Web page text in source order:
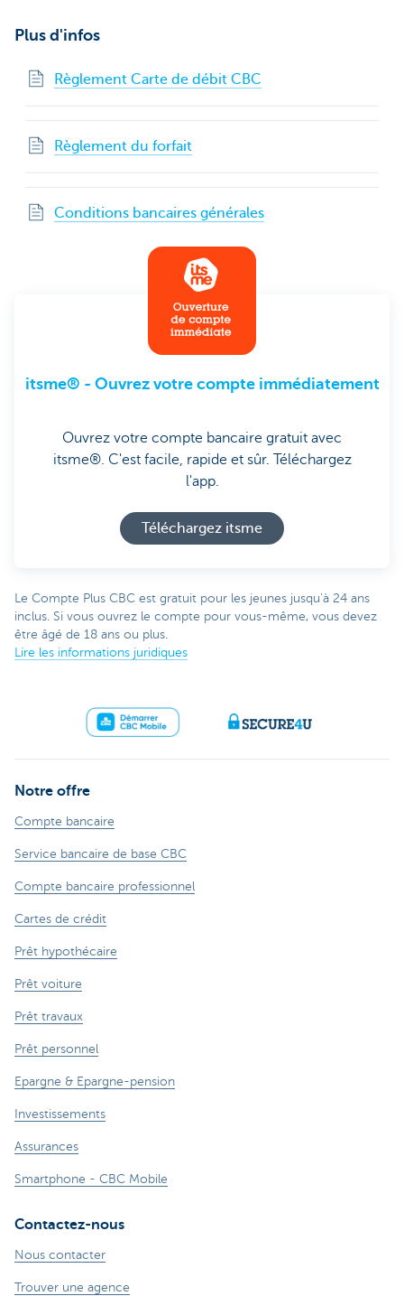
Plus d'infos
Règlement Carte de débit CBC
Règlement du forfait
Conditions bancaires générales
itsme® - Ouvrez votre compte immédiatement
Ouvrez votre compte bancaire gratuit avec
itsme®. C'est facile, rapide et sûr. Téléchargez
l'app.
Téléchargez itsme
Le Compte Plus CBC est gratuit pour les jeunes jusqu'à 24 ans
inclus. Si vous ouvrez le compte pour vous-même, vous devez
être âgé de 18 ans ou plus.
Lire les informations juridiques
Notre offre
Compte bancaire
Service bancaire de base CBC
Compte bancaire professionnel
Cartes de crédit
Prêt hypothécaire
Prêt voiture
Prêt travaux
Prêt personnel
Epargne & Epargne-pension
Investissements
Assurances
Smartphone - CBC Mobile
Contactez-nous
Nous contacter
Trouver une agence